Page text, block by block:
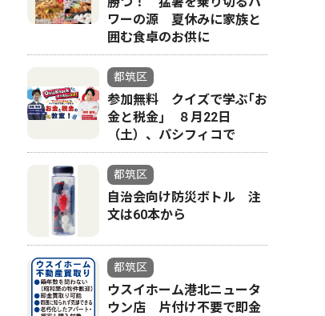
ワーの源 夏休みに家族と
囲む食卓のお供に
都筑区
参加無料 クイズで学ぶ｢お
金と税金｣ ８月22日
（土）、パシフィコで
都筑区
自治会向け防災ボトル 注
文は60本から
都筑区
ウスイホーム港北ニュータ
ウン店 片付け不要で即金